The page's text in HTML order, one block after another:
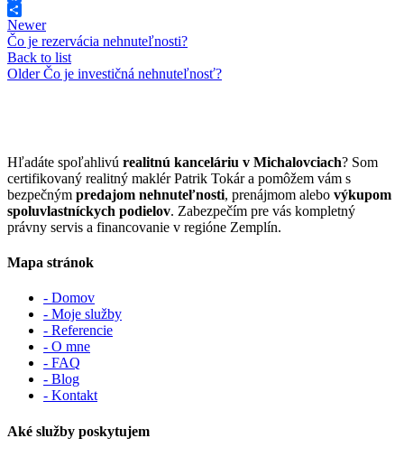
Facebook
Share
Newer
Čo je rezervácia nehnuteľnosti?
Back to list
Older Čo je investičná nehnuteľnosť?
Hľadáte spoľahlivú realitnú kanceláriu v Michalovciach? Som
certifikovaný realitný maklér Patrik Tokár a pomôžem vám s
bezpečným predajom nehnuteľnosti, prenájmom alebo výkupom
spoluvlastníckych podielov. Zabezpečím pre vás kompletný
právny servis a financovanie v regióne Zemplín.
Mapa stránok
- Domov
- Moje služby
- Referencie
- O mne
- FAQ
- Blog
- Kontakt
Aké služby poskytujem